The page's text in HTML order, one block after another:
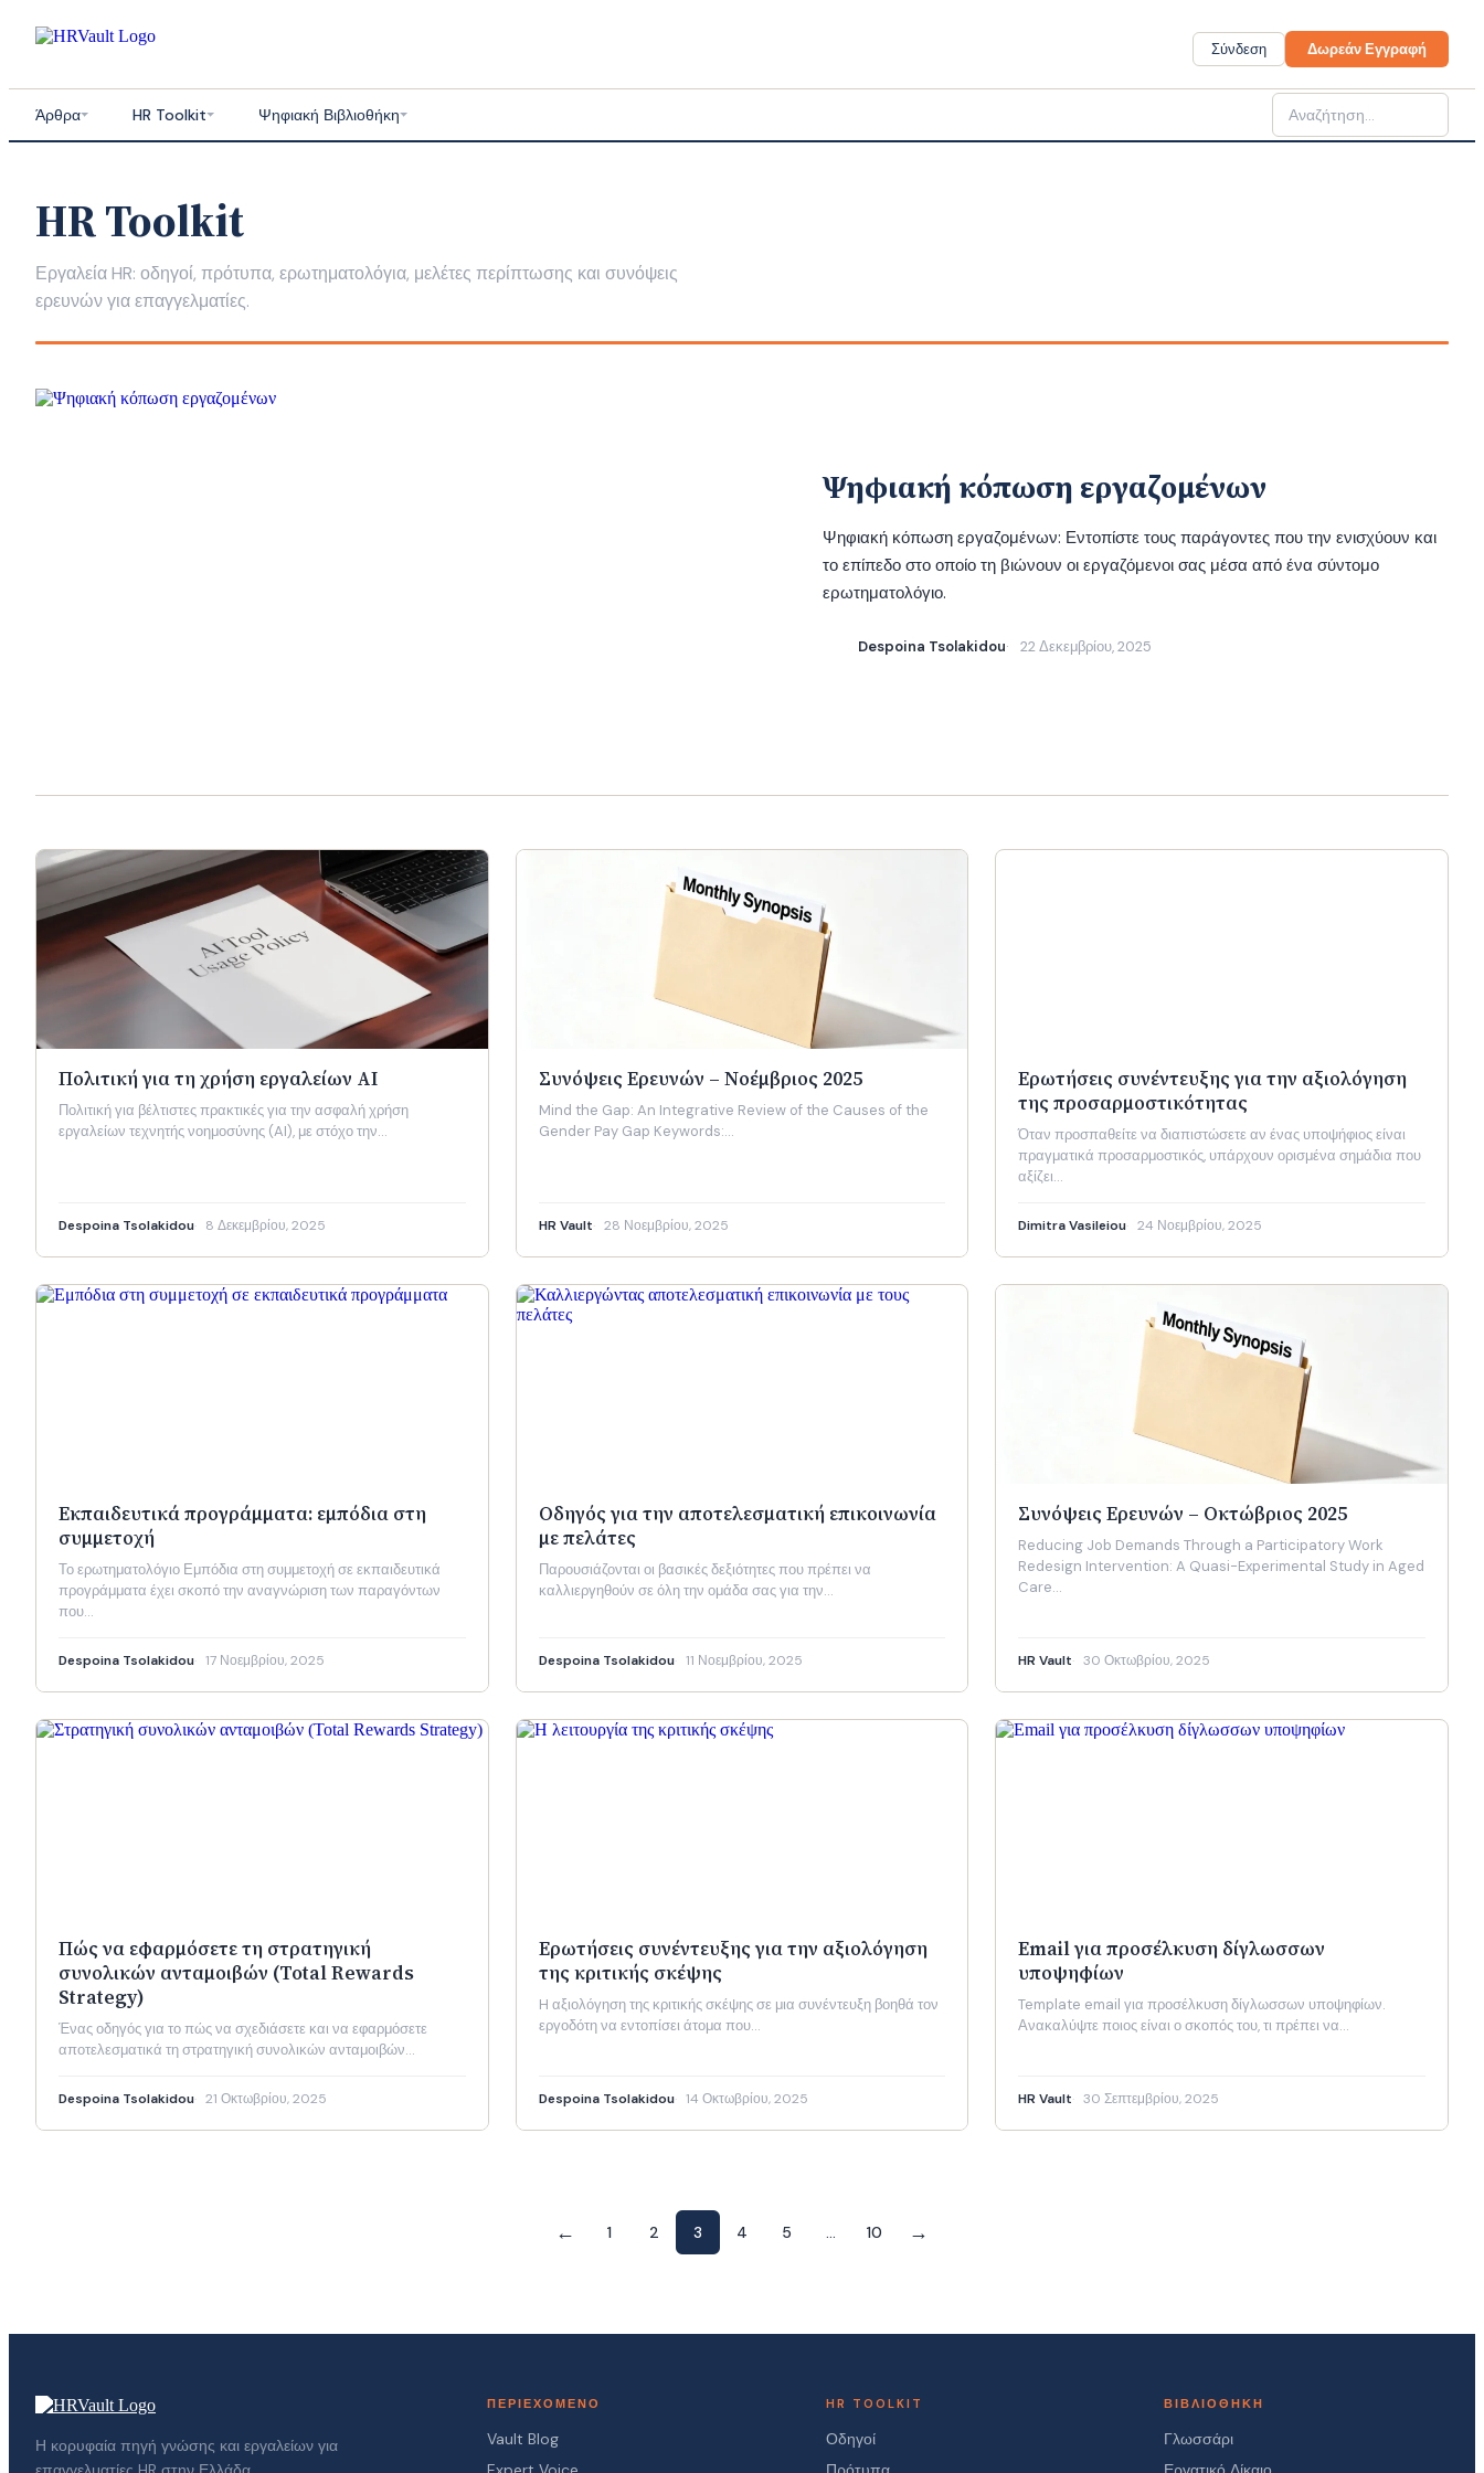
Σύνδεση Δωρεάν Εγγραφή
Άρθρα HR Toolkit Ψηφιακή Βιβλιοθήκη
HR Toolkit
Εργαλεία HR: οδηγοί, πρότυπα, ερωτηματολόγια, μελέτες περίπτωσης και συνόψεις
ερευνών για επαγγελματίες.
Ψηφιακή κόπωση εργαζομένων
Ψηφιακή κόπωση εργαζομένων: Εντοπίστε τους παράγοντες που την ενισχύουν και
το επίπεδο στο οποίο τη βιώνουν οι εργαζόμενοι σας μέσα από ένα σύντομο
ερωτηματολόγιο.
Despoina Tsolakidou 22 Δεκεμβρίου, 2025
Πολιτική για τη χρήση εργαλείων AI
Πολιτική για βέλτιστες πρακτικές για την ασφαλή χρήση
εργαλείων τεχνητής νοημοσύνης (AI), με στόχο την…
Despoina Tsolakidou 8 Δεκεμβρίου, 2025
Συνόψεις Ερευνών – Νοέμβριος 2025
Mind the Gap: An Integrative Review of the Causes of the
Gender Pay Gap Keywords:…
HR Vault 28 Νοεμβρίου, 2025
Ερωτήσεις συνέντευξης για την αξιολόγηση
της προσαρμοστικότητας
Όταν προσπαθείτε να διαπιστώσετε αν ένας υποψήφιος είναι
πραγματικά προσαρμοστικός, υπάρχουν ορισμένα σημάδια που
αξίζει…
Dimitra Vasileiou 24 Νοεμβρίου, 2025
Εκπαιδευτικά προγράμματα: εμπόδια στη
συμμετοχή
Το ερωτηματολόγιο Εμπόδια στη συμμετοχή σε εκπαιδευτικά
προγράμματα έχει σκοπό την αναγνώριση των παραγόντων
που…
Despoina Tsolakidou 17 Νοεμβρίου, 2025
Οδηγός για την αποτελεσματική επικοινωνία
με πελάτες
Παρουσιάζονται οι βασικές δεξιότητες που πρέπει να
καλλιεργηθούν σε όλη την ομάδα σας για την…
Despoina Tsolakidou 11 Νοεμβρίου, 2025
Συνόψεις Ερευνών – Οκτώβριος 2025
Reducing Job Demands Through a Participatory Work
Redesign Intervention: A Quasi-Experimental Study in Aged
Care…
HR Vault 30 Οκτωβρίου, 2025
Πώς να εφαρμόσετε τη στρατηγική
συνολικών ανταμοιβών (Total Rewards
Strategy)
Ένας οδηγός για το πώς να σχεδιάσετε και να εφαρμόσετε
αποτελεσματικά τη στρατηγική συνολικών ανταμοιβών…
Despoina Tsolakidou 21 Οκτωβρίου, 2025
Ερωτήσεις συνέντευξης για την αξιολόγηση
της κριτικής σκέψης
H αξιολόγηση της κριτικής σκέψης σε μια συνέντευξη βοηθά τον
εργοδότη να εντοπίσει άτομα που…
Despoina Tsolakidou 14 Οκτωβρίου, 2025
Email για προσέλκυση δίγλωσσων
υποψηφίων
Template email για προσέλκυση δίγλωσσων υποψηφίων.
Ανακαλύψτε ποιος είναι ο σκοπός του, τι πρέπει να…
HR Vault 30 Σεπτεμβρίου, 2025
← 1 2 3 4 5 … 10 →
Η κορυφαία πηγή γνώσης και εργαλείων για
ΠΕΡΙΕΧΌΜΕΝΟ
Vault Blog
HR TOOLKIT
Οδηγοί
ΒΙΒΛΙΟΘΉΚΗ
Γλωσσάρι